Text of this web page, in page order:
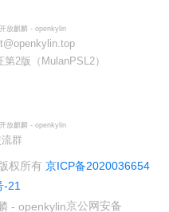
2版（MulanPSL2）
群
权所有 京ICP备2020036654
-21
京公网安备